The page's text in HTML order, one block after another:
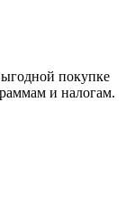
покупке
и налогам.